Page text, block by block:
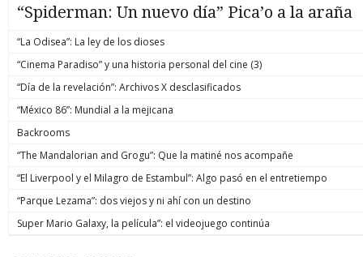
“Spiderman: Un nuevo día” Pica’o a la araña
“La Odisea”: La ley de los dioses
“Cinema Paradiso” y una historia personal del cine (3)
“Día de la revelación”: Archivos X desclasificados
“México 86”: Mundial a la mejicana
Backrooms
“The Mandalorian and Grogu”: Que la matiné nos acompañe
“El Liverpool y el Milagro de Estambul”: Algo pasó en el entretiempo
“Parque Lezama”: dos viejos y ni ahí con un destino
Super Mario Galaxy, la película”: el videojuego continúa